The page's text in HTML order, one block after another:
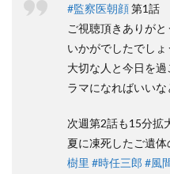
#監察医朝顔第1話
ご視聴頂きありが
いかがでしたでしょ
大切な人と今日を
ラマになればいいな
次週第2話も15分拡
夏に凍死したご遺
樹里 #時任三郎 #風